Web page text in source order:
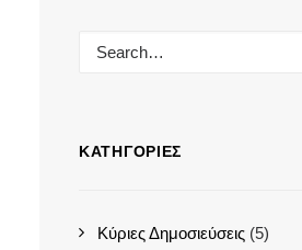
ΚΑΤΗΓΟΡΊΕΣ
Κύριες Δημοσιεύσεις (5)